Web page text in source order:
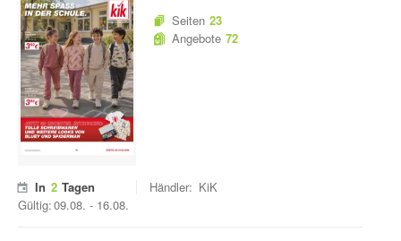
Seiten 23
Angebote 72
In 2 Tagen
Gültig:09.08. - 16.08.
Händler: KiK